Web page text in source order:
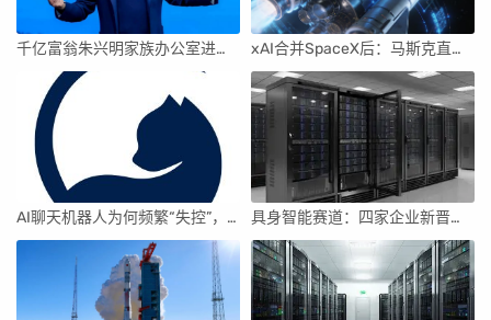
千亿富翁朱兴明家族办公室进军VC圈 xAI合并SpaceX后：马斯克直接介入，团队压力激增
AI聊天机器人为何频繁“失控”，背后原因及解决方案解析 具身智能赛道：四家企业新晋独角兽，融资竞速背后